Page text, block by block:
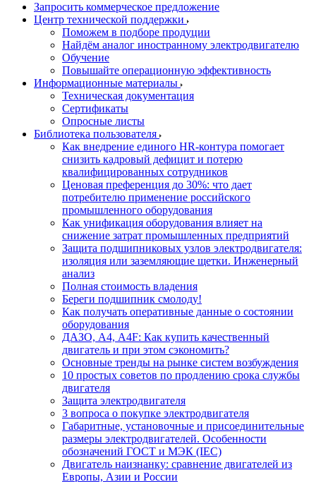
Запросить коммерческое предложение
Центр технической поддержки
Поможем в подборе продуции
Найдём аналог иностранному электродвигателю
Обучение
Повышайте операционную эффективность
Информационные материалы
Техническая документация
Сертификаты
Опросные листы
Библиотека пользователя
Как внедрение единого HR-контура помогает
снизить кадровый дефицит и потерю
квалифицированных сотрудников
Ценовая преференция до 30%: что дает
потребителю применение российского
промышленного оборудования
Как унификация оборудования влияет на
снижение затрат промышленных предприятий
Защита подшипниковых узлов электродвигателя:
изоляция или заземляющие щетки. Инженерный
анализ
Полная стоимость владения
Береги подшипник смолоду!
Как получать оперативные данные о состоянии
оборудования
ДАЗО, А4, А4F: Как купить качественный
двигатель и при этом сэкономить?
Основные тренды на рынке систем возбуждения
10 простых советов по продлению срока службы
двигателя
Защита электродвигателя
3 вопроса о покупке электродвигателя
Габаритные, установочные и присоединительные
размеры электродвигателей. Особенности
обозначений ГОСТ и МЭК (IEC)
Двигатель наизнанку: сравнение двигателей из
Европы, Азии и России